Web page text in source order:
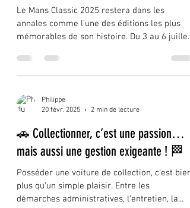
mécanique orchestrée par l’excellence
française
Le Mans Classic 2025 restera dans les
le...
Philippe
20 févr. 2025
2 min de lecture
🚗 Collectionner, c’est une passion…
mais aussi une gestion exigeante ! 🏁